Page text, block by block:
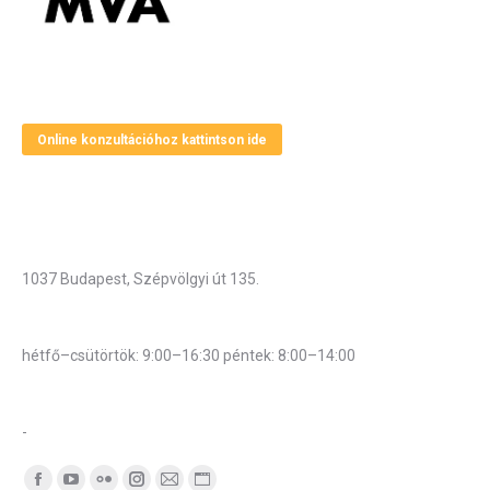
Online konzultációhoz kattintson ide
1037 Budapest, Szépvölgyi út 135.
hétfő–csütörtök: 9:00–16:30 péntek: 8:00–14:00
-
Find us on: